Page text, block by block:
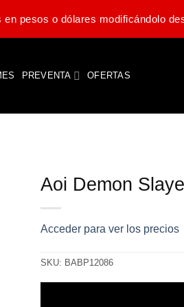
pesos o dólares modificándolo
PREVENTA OFERTAS
Aoi Demon
Acceder para ver los precios
SKU: BABP12086